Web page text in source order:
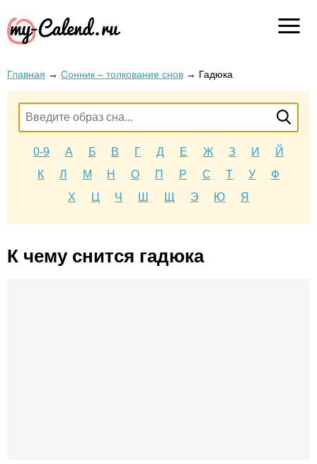
Главная → Сонник – толкование снов → Гадюка
0-9 А Б В Г Д Е Ж З И
Й
К
Л М Н О П Р С Т У
Ф
Х
Ц Ч Ш Щ Э Ю Я
К чему снится гадюка